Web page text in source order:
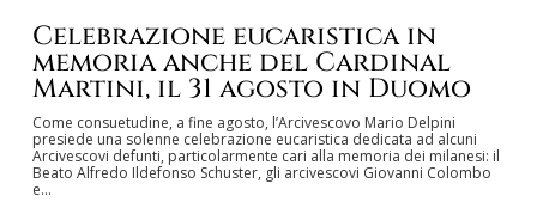
Celebrazione eucaristica in
memoria anche del Cardinal
Martini, il 31 agosto in Duomo
Come consuetudine, a fine agosto, l’Arcivescovo Mario Delpini
presiede una solenne celebrazione eucaristica dedicata ad alcuni
Arcivescovi defunti, particolarmente cari alla memoria dei milanesi: il
Beato Alfredo Ildefonso Schuster, gli arcivescovi Giovanni Colombo
e…